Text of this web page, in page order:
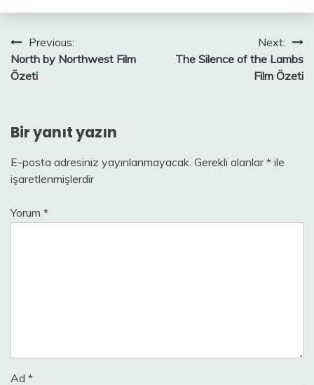
Yazı
gezinmesi
Previous:
North by Northwest Film
Özeti
Next:
The Silence of the Lambs
Film Özeti
Bir yanıt yazın
E-posta adresiniz yayınlanmayacak. Gerekli alanlar* ile
işaretlenmişlerdir
Yorum *
Ad *